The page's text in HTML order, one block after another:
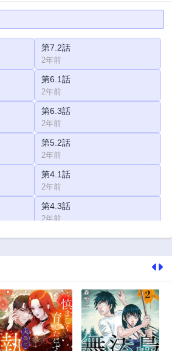
第7.2話
2年前
第6.1話
2年前
第6.3話
2年前
第5.2話
2年前
第4.1話
2年前
第4.3話
2年前
第3.2話
第2.3話
2年前
第1.2話
2年前